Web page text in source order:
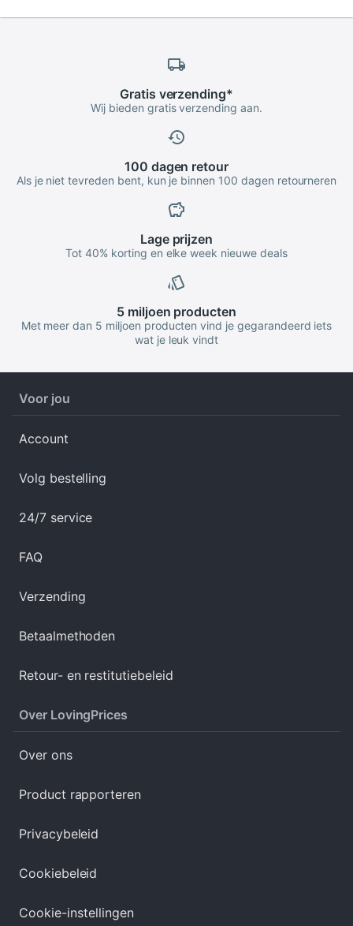
Gratis verzending*
Wij bieden gratis verzending aan.
100 dagen retour
Als je niet tevreden bent, kun je binnen 100 dagen retourneren
Lageprijzen
Tot 40% korting en elke week nieuwe deals
5 miljoen producten
Met meer dan 5 miljoen producten vind je gegarandeerd iets
wat je leuk vindt
Voor jou
Account
Volg bestelling
24/7 service
FAQ
Verzending
Betaalmethoden
Retour- en restitutiebeleid
Over LovingPrices
Over ons
Product rapporteren
Privacybeleid
Cookiebeleid
Cookie-instellingen